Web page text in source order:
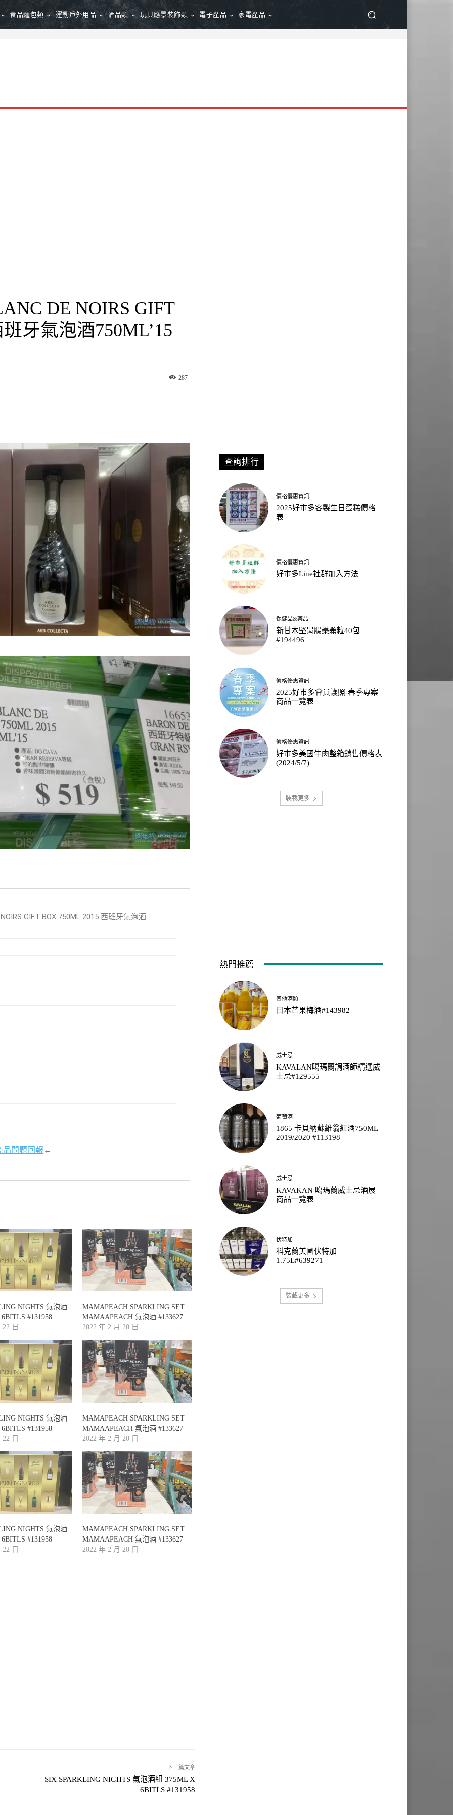
食品麵包類 運動戶外用品 酒品類 玩具應景裝飾類 電子產品 家電產品
DE NOIRS GIFT
牙氣泡酒750ML’15
287
GIFT BOX 750ML 2015 西班牙氣泡酒
品問題回報←
NIGHTS 氣泡酒
#131958
22 日
MAMAPEACH SPARKLING SET
MAMAAPEACH 氣泡酒 #133627
2022 年 2 月 20 日
NIGHTS 氣泡酒
#131958
22 日
MAMAPEACH SPARKLING SET
MAMAAPEACH 氣泡酒 #133627
2022 年 2 月 20 日
NIGHTS 氣泡酒
#131958
22 日
MAMAPEACH SPARKLING SET
MAMAAPEACH 氣泡酒 #133627
2022 年 2 月 20 日
下一篇文章
SIX SPARKLING NIGHTS 氣泡酒組 375ML X
6BITLS #131958
查詢排行
價格優惠資訊
2025好市多客製生日蛋糕價格
表
價格優惠資訊
好市多Line社群加入方法
保健品&藥品
新甘木堅胃腸藥顆粒40包
#194496
價格優惠資訊
2025好市多會員護照-春季專案
商品一覽表
價格優惠資訊
好市多美國牛肉整箱銷售價格表
(2024/5/7)
裝載更多
熱門推薦
其他酒類
日本芒果梅酒#143982
威士忌
KAVALAN噶瑪蘭調酒師精選威
士忌#129555
葡萄酒
1865 卡貝納蘇維翁紅酒750ML
2019/2020 #113198
威士忌
KAVAKAN 噶瑪蘭威士忌酒展
商品一覽表
伏特加
科克蘭美國伏特加
1.75L#639271
裝載更多